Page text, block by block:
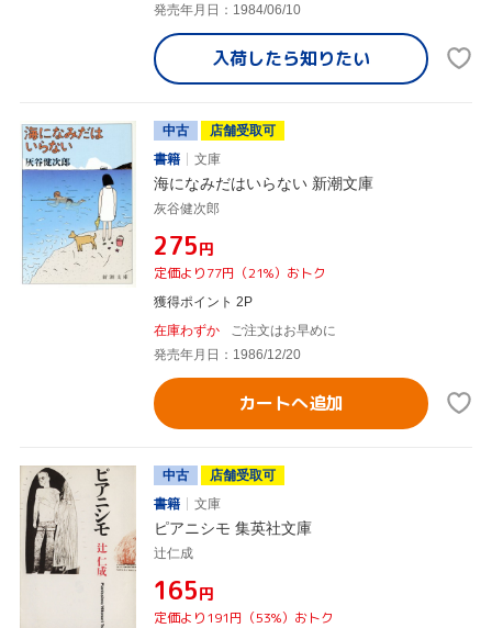
発売年月日：1984/06/10
入荷したら知りたい
中古
店舗受取可
書籍
文庫
海になみだはいらない 新潮文庫
灰谷健次郎
¥275円
定価より77円（21%）おトク
獲得ポイント 2P
在庫わずか
ご注文はお早めに
発売年月日：1986/12/20
カートへ追加
中古
店舗受取可
書籍
文庫
ピアニシモ 集英社文庫
辻仁成
¥165円
定価より191円（53%）おトク